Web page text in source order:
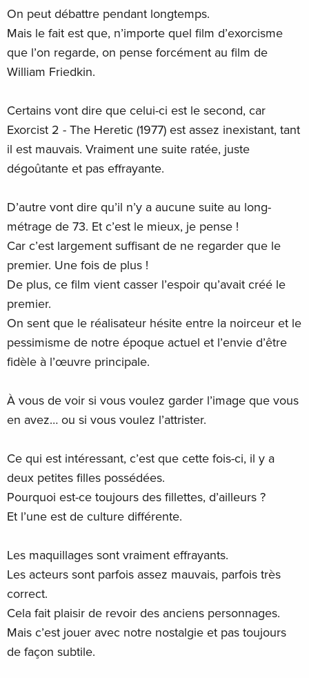
On peut débattre pendant longtemps.
Mais le fait est que, n’importe quel film d’exorcisme
que l’on regarde, on pense forcément au film de
William Friedkin.
Certains vont dire que celui-ci est le second, car
Exorcist 2 - The Heretic (1977) est assez inexistant, tant
il est mauvais. Vraiment une suite ratée, juste
dégoûtante et pas effrayante.
D’autre vont dire qu’il n’y a aucune suite au long-
métrage de 73. Et c’est le mieux, je pense !
Car c’est largement suffisant de ne regarder que le
premier. Une fois de plus !
De plus, ce film vient casser l’espoir qu’avait créé le
premier.
On sent que le réalisateur hésite entre la noirceur et le
pessimisme de notre époque actuel et l’envie d’être
fidèle à l’œuvre principale.
À vous de voir si vous voulez garder l’image que vous
en avez… ou si vous voulez l’attrister.
Ce qui est intéressant, c’est que cette fois-ci, il y a
deux petites filles possédées.
Pourquoi est-ce toujours des fillettes, d’ailleurs ?
Et l’une est de culture différente.
Les maquillages sont vraiment effrayants.
Les acteurs sont parfois assez mauvais, parfois très
correct.
Cela fait plaisir de revoir des anciens personnages.
Mais c’est jouer avec notre nostalgie et pas toujours
de façon subtile.